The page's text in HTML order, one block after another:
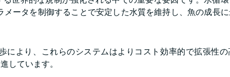
ータを制御することで安定した水質を維持し、魚の成長
により、これらのシステムはよりコスト効率的で拡張性
しています。